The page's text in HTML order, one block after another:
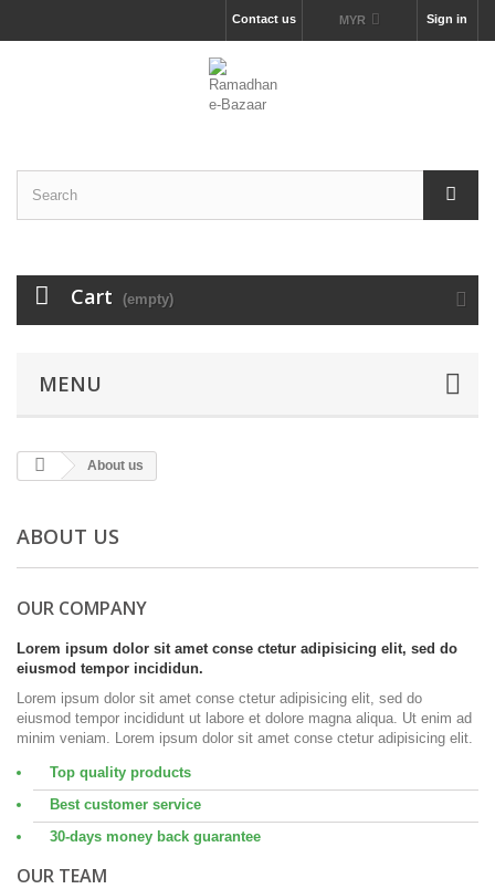
Sign in
MYR
Contact us
Cart (empty)
MENU
About us
ABOUT US
OUR COMPANY
Lorem ipsum dolor sit amet conse ctetur adipisicing elit, sed do
eiusmod tempor incididun.
Lorem ipsum dolor sit amet conse ctetur adipisicing elit, sed do
eiusmod tempor incididunt ut labore et dolore magna aliqua. Ut enim ad
minim veniam. Lorem ipsum dolor sit amet conse ctetur adipisicing elit.
Top quality products
Best customer service
30-days money back guarantee
OUR TEAM